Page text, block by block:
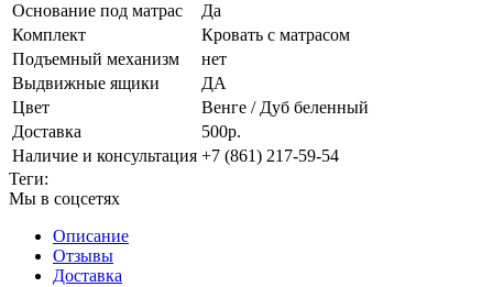
Основание под матрас
Да
Комплект
Кровать с матрасом
Подъемный механизм
нет
Выдвижные ящики
ДА
Цвет
Венге / Дуб беленный
Доставка
500р.
Наличие и консультация +7 (861) 217-59-54
Теги:
Мы в соцсетях
Описание
Отзывы
Доставка